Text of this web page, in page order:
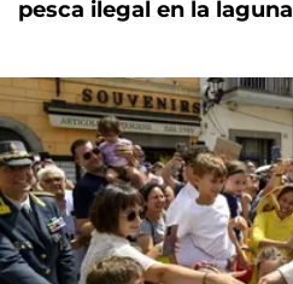
pesca ilegal en la laguna